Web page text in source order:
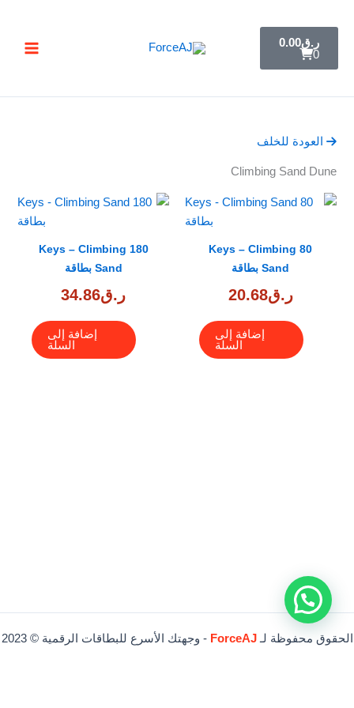
إلى
المحتوىر.ق0.00
0
a
r
t
العودة للخلف
Climbing Sand Dune
80 Keys – Climbing
Sand بطاقة
ر.ق20.68
إضافة إلى
السلة
180 Keys – Climbing
Sand بطاقة
ر.ق34.86
إضافة إلى
السلة
الحقوق محفوظة لـForceAJ - وجهتك الأسرع للبطاقات الرقمية © 2023
جرب ForceAJ الآن 🚀